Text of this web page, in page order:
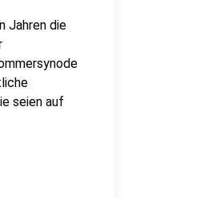
Jahren die
seien auf